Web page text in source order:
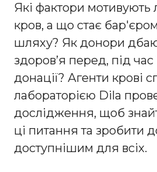
Які фактори мотивують
кров, а що стає
шляху? Як донори
здоров’я перед, під час
донації? Агенти крові
лабораторією Dila
дослідження, щоб
ці питання та зробити
доступнішим для всіх.